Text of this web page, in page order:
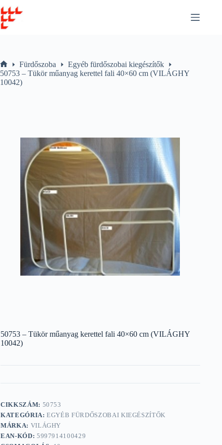
to
content
Home
Fürdőszoba
Egyéb fürdőszobai kiegészítők
50753 – Tükör műanyag kerettel fali 40×60 cm (VILÁGHY
10042)
50753 – Tükör műanyag kerettel fali 40×60 cm (VILÁGHY
10042)
CIKKSZÁM: 50753
KATEGÓRIA:EGYÉB FÜRDŐSZOBAI KIEGÉSZÍTŐK
MÁRKA: VILÁGHY
EAN-KÓD: 5997914100429